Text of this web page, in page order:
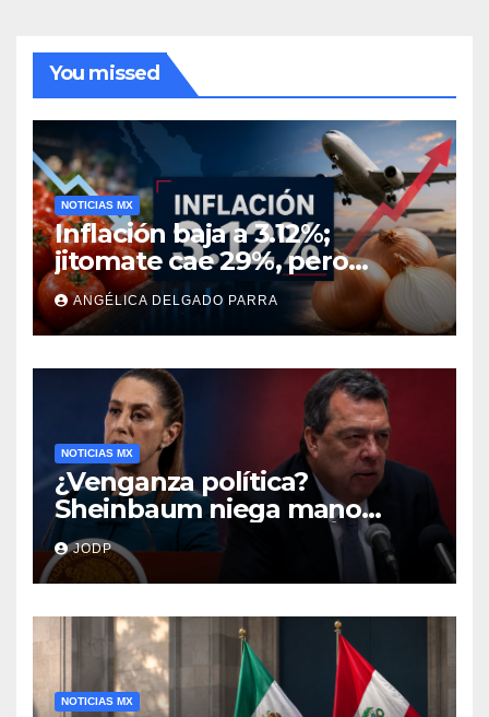
You missed
NOTICIAS MX
Inflación baja a 3.12%;
jitomate cae 29%, pero
cebolla y vuelos se
encarecen
ANGÉLICA DELGADO PARRA
NOTICIAS MX
¿Venganza política?
Sheinbaum niega mano
negra en captura de Ángel
Aguirre
JODP
NOTICIAS MX